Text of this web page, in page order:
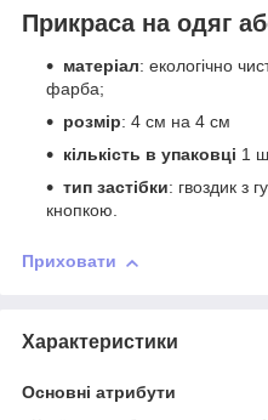
Прикраса на одяг
матеріал: екологічно
фарба;
розмір: 4 см на 4 см
кількість в упаковці 1
тип застібки: гвоздик з
кнопкою.
Приховати
Характеристики
Основні атрибути